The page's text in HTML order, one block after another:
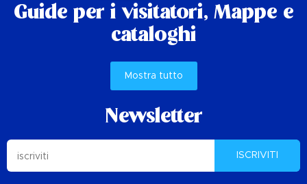
Guide per i visitatori, Mappe e
cataloghi
Mostra tutto
Newsletter
ISCRIVITI